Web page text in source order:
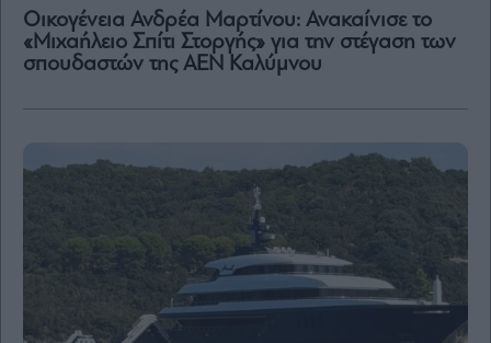
Οικογένεια Ανδρέα Μαρτίνου: Ανακαίνισε το
«Μιχαήλειο Σπίτι Στοργής» για την στέγαση των
σπουδαστών της ΑΕΝ Καλύμνου